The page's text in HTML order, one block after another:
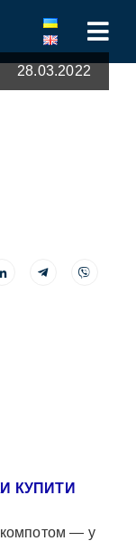
28.03.2022
КУПИТИ
компотом — у